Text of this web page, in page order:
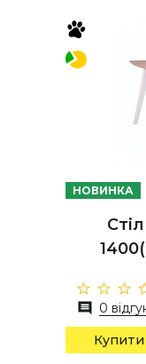
НОВИНКА
0
Купити